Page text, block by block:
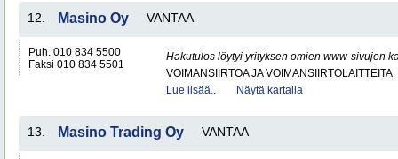
12. Masino Oy VANTAA
Puh. 010 834 5500
Faksi 010 834 5501
Hakutulos löytyi yrityksen omien www-sivujen
VOIMANSIIRTOA JA VOIMANSIIRTOLAITTEITA
Lue lisää..
Näytä kartalla
13. Masino Trading Oy VANTAA